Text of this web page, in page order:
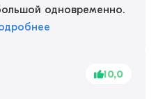
одновременно.
10,0